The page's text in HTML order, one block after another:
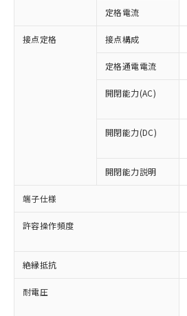
定格電流
接点定格 接点構成
定格通電電流
開閉能力(AC)
開閉能力(DC)
開閉能力説明
端子仕様
許容操作頻度
絶縁抵抗
耐電圧
ご利用条件
以下の条件をお読みいただ
本サービスは、当社制
商品の当社在庫状況お
(税抜)を提供させてい
当社制御機器事業取扱
ことをご了承ください
在庫状況および標準価
記載している更新日時
タに基づき作成される
覧された時点での実際
準価格とは異なる場合
対応済み：EU RoHS指令
非含有に対応した製品が提
す。
対応予定：EU RoHS指令（
有に対応した製品に切り替え
対応予定なし：EU RoHS指
非含有に非対応の商品で、
調査・確認中：EU RoHS指
非含有の対応状況を調査中
非該当品：ライセンス料な
害物質有無と関係のない商
仕入先様の事情により、非
いたものが、含有品と判明
むを得ず変更することがあ
*EU RoHS指令（10物質）：
鉛(Pb) 1000ppm以下、 水銀(Hg)
六価クロム(Cr(Ⅵ)) 1000ppm以下、
類(PBB) 1000ppm以下、ポリ臭化ジ
「○」：最大均質材料含有
基準値以下であることを示
「×」：最大均質材料含有
基準値を超えていることを
「－」：未確認です。当社
*中国RoHS10物質の基準値 (GB/
Pb(鉛) :1000ppm、 Hg(水銀) :
Cr(Ⅵ)(六価クロム) : 1000ppm、
当社は、これら貴社製
為替および外国貿易法
または国外への提供す
国政府の輸出許可(また
可)を取得するなどの